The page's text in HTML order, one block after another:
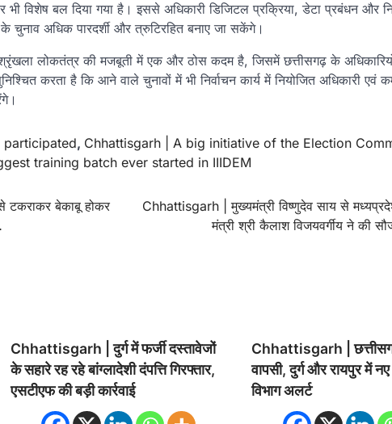
विशेष बल दिया गया है। इससे अधिकारी डिजिटल प्रक्रिया, डेटा प्रबंधन और
चुनाव अधिक पारदर्शी और त्रुटिरहित बनाए जा सकेंगे।
श्रृंखला लोकतंत्र की मजबूती में एक और ठोस कदम है, जिसमें छत्तीसगढ़ के
करता है कि आने वाले चुनावों में भी निर्वाचन कार्य में नियोजित अधिकारी एवं
, Chhattisgarh | A big initiative of the Election
training batch ever started in IIIDEM
टकराकर बेकाबू होकर
Chhattisgarh | मुख्यमंत्री विष्णुदेव साय से
मंत्री श्री कैलाश विजयवर्गीय ने की
Chhattisgarh | दुर्ग में फर्जी दस्तावेजों
के सहारे रह रहे बांग्लादेशी दंपत्ति गिरफ्तार,
एसटीएफ की बड़ी कार्रवाई
Chhattisgarh |
वापसी, दुर्ग और रायपुर में
विभाग अलर्ट